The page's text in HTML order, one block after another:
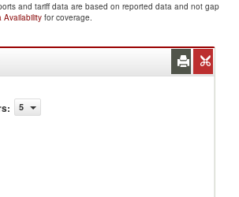
and tariff data are based on reported data and not gap
Availability for coverage.
: 5